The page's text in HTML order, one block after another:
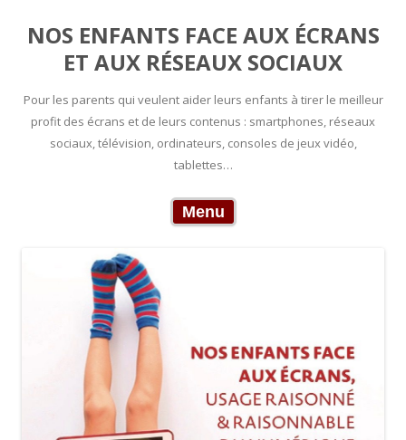
NOS ENFANTS FACE AUX ÉCRANS
ET AUX RÉSEAUX SOCIAUX
Pour les parents qui veulent aider leurs enfants à tirer le meilleur
profit des écrans et de leurs contenus : smartphones, réseaux
sociaux, télévision, ordinateurs, consoles de jeux vidéo,
tablettes…
Menu